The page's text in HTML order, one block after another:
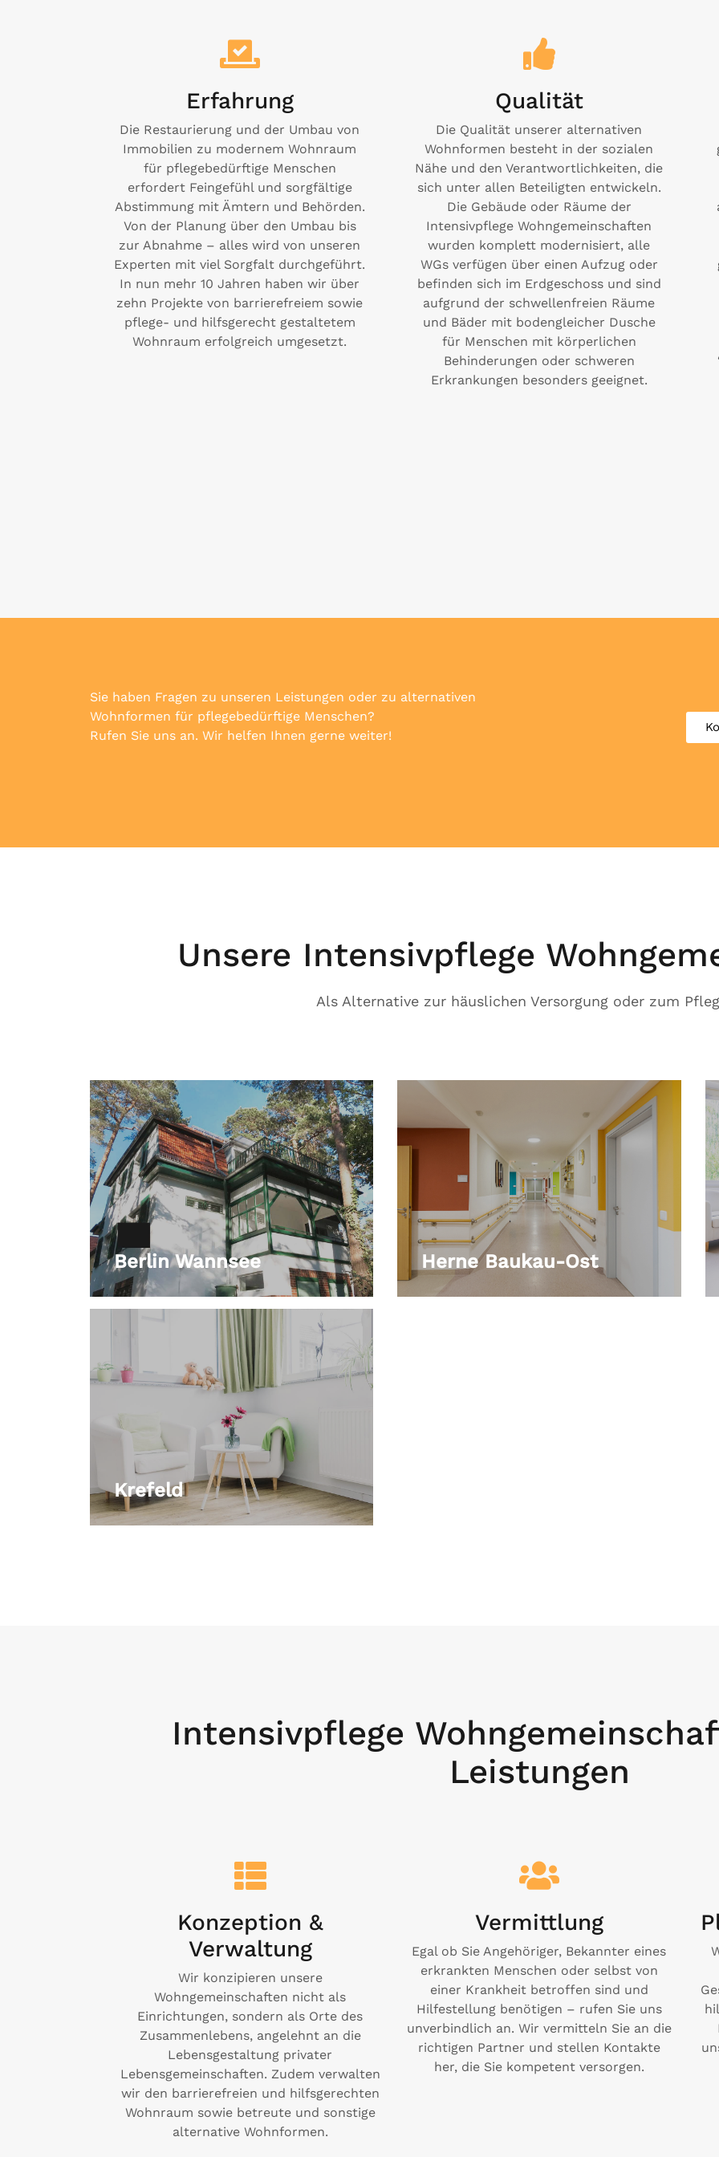
Erfahrung
Die Restaurierung und der Umbau von
Immobilien zu modernem Wohnraum
für pflegebedürftige Menschen
erfordert Feingefühl und sorgfältige
Abstimmung mit Ämtern und Behörden.
Von der Planung über den Umbau bis
zur Abnahme – alles wird von unseren
Experten mit viel Sorgfalt durchgeführt.
In nun mehr 10 Jahren haben wir über
zehn Projekte von barrierefreiem sowie
pflege- und hilfsgerecht gestaltetem
Wohnraum erfolgreich umgesetzt.
Qualität
Die Qualität unserer alternativen
Wohnformen besteht in der sozialen
Nähe und den Verantwortlichkeiten, die
sich unter allen Beteiligten entwickeln.
Die Gebäude oder Räume der
Intensivpflege Wohngemeinschaften
wurden komplett modernisiert, alle
WGs verfügen über einen Aufzug oder
befinden sich im Erdgeschoss und sind
aufgrund der schwellenfreien Räume
und Bäder mit bodengleicher Dusche
für Menschen mit körperlichen
Behinderungen oder schweren
Erkrankungen besonders geeignet.
Sie haben Fragen zu unseren Leistungen oder zu alternativen
Wohnformen für pflegebedürftige Menschen?
Rufen Sie uns an. Wir helfen Ihnen gerne weiter!
Unsere Intensivpflege
Als Alternative zur häuslichen Versorgung oder zum
Berlin Wannsee Herne Baukau-Ost
Krefeld
Intensivpflege
Leistungen
Konzeption &
Verwaltung
Wir konzipieren unsere
Wohngemeinschaften nicht als
Einrichtungen, sondern als Orte des
Zusammenlebens, angelehnt an die
Lebensgestaltung privater
Lebensgemeinschaften. Zudem verwalten
wir den barrierefreien und hilfsgerechten
Wohnraum sowie betreute und sonstige
alternative Wohnformen.
Vermittlung
Egal ob Sie Angehöriger, Bekannter eines
erkrankten Menschen oder selbst von
einer Krankheit betroffen sind und
Hilfestellung benötigen – rufen Sie uns
unverbindlich an. Wir vermitteln Sie an die
richtigen Partner und stellen Kontakte
her, die Sie kompetent versorgen.